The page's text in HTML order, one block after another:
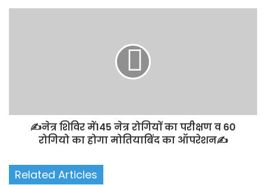
✍️नेत्र शिविर में145 नेत्र रोगियों का परीक्षण व 60
रोगियो का होगा मोतियाबिंद का ऑपरेशन✍️
Related Articles